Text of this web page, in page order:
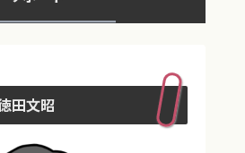
田文昭